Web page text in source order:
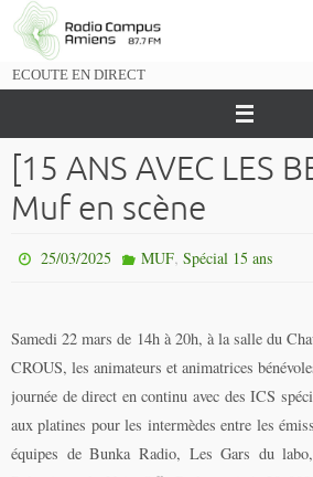
Passer
vers
ECOUTE EN DIRECT
[15 ANS AVEC LES
Muf en scène
25/03/2025 MUF, Spécial 15 ans
Samedi 22 mars de 14h à 20h, à la salle du
CROUS, les animateurs et animatrices
journée de direct en continu avec des ICS
aux platines pour les intermèdes entre les
équipes de Bunka Radio, Les Gars du